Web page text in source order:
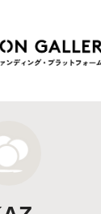
ジェクト